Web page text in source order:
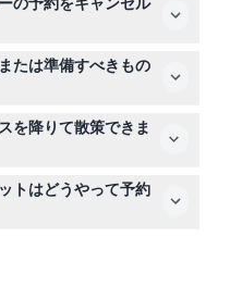
です。ツアーは家族向け
でとなっていますので
トは返金不可でキャンセ
を確実にしてください。
たは準備すべきもの
影用カメラ、水分補給の
。食べ物や飲み物は含ま
ことをおすすめします。
を降りて散策できま
クアウトやビーチ・ステ
ために降りられる指定の
トはどうやって予約